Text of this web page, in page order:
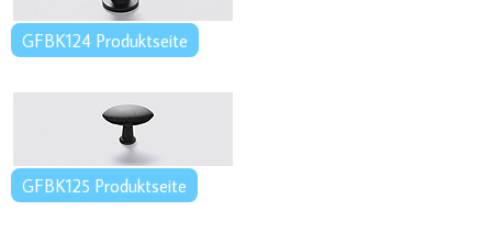
GFBK124 Produktseite
GFBK125 Produktseite